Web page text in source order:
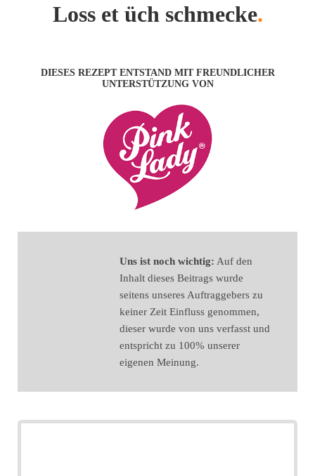
Loss et üch schmecke.
DIESES REZEPT ENTSTAND MIT FREUNDLICHER
UNTERSTÜTZUNG VON
Uns ist noch wichtig: Auf den
Inhalt dieses Beitrags wurde
seitens unseres Auftraggebers zu
keiner Zeit Einfluss genommen,
dieser wurde von uns verfasst und
entspricht zu 100% unserer
eigenen Meinung.